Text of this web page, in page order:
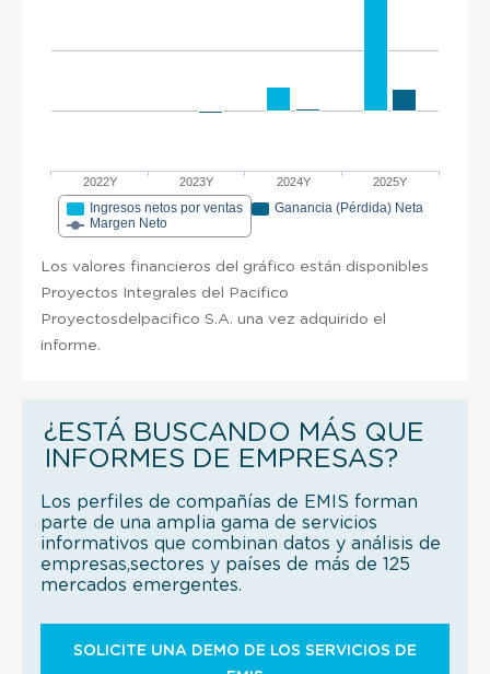
2022Y 2023Y 2024Y 2025Y
Ingresos netos por ventas
Ganancia (Pérdida) Neta
Margen Neto
Los valores financieros del gráfico están disponibles
Proyectos Integrales del Pacifico
Proyectosdelpacifico S.A. una vez adquirido el
informe.
¿ESTÁ BUSCANDO MÁS QUE
INFORMES DE EMPRESAS?
Los perfiles de compañías de EMIS forman
parte de una amplia gama de servicios
informativos que combinan datos y análisis de
empresas,sectores y países de más de 125
mercados emergentes.
SOLICITE UNA DEMO DE LOS SERVICIOS DE